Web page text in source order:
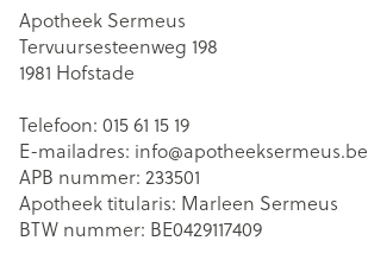
Apotheek Sermeus
Tervuursesteenweg 198
1981 Hofstade
Telefoon: 015 61 15 19
E-mailadres: info@apotheeksermeus.be
APB nummer: 233501
Apotheek titularis: Marleen Sermeus
BTW nummer: BE0429117409